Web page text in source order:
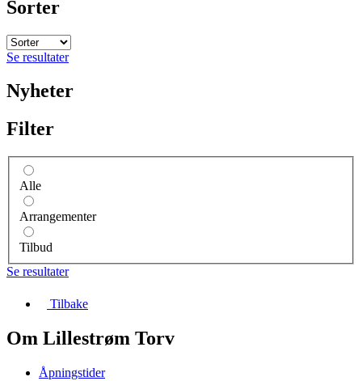
Sorter
Se resultater
Nyheter
Filter
Alle
Arrangementer
Tilbud
Se resultater
Tilbake
Om Lillestrøm Torv
Åpningstider